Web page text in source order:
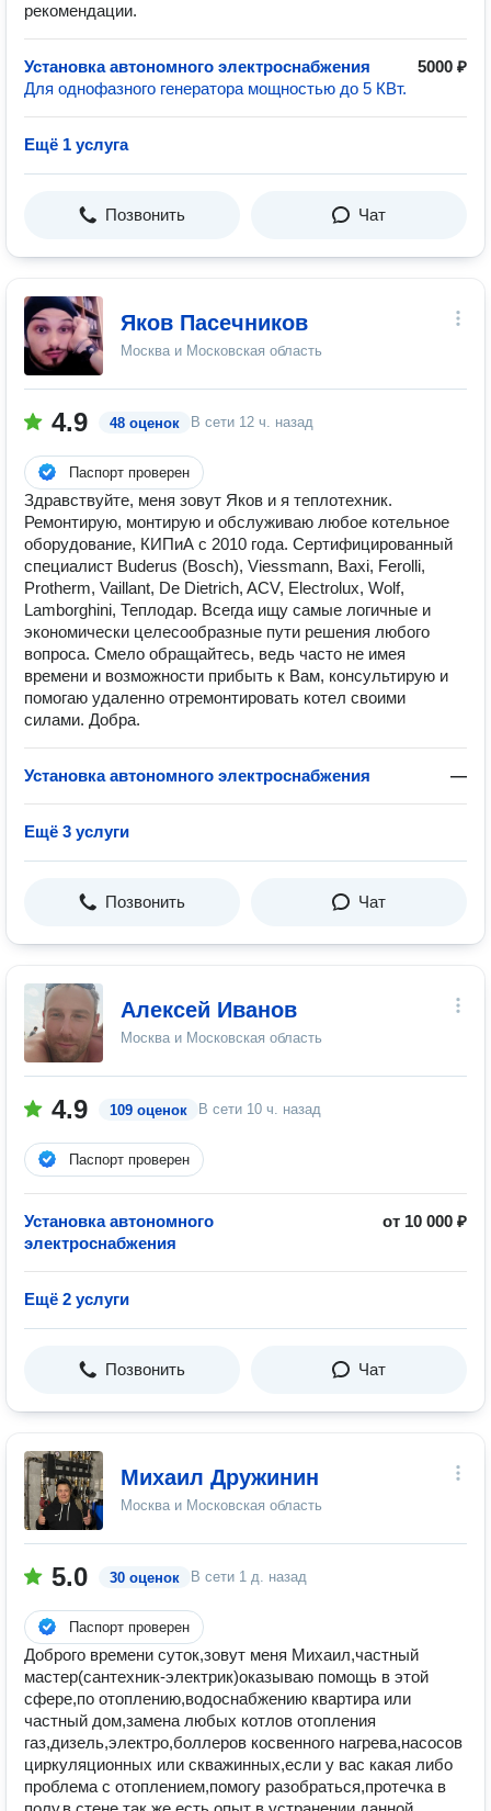
рекомендации.
Установка автономного электроснабжения
5000 ₽
Для однофазного генератора мощностью до 5 КВт.
Ещё 1 услуга
Позвонить Чат
Яков Пасечников
Москва и Московская область
4.9 48 оценок В сети 12 ч. назад
Паспорт проверен
Здравствуйте, меня зовут Яков и я теплотехник.
Ремонтирую, монтирую и обслуживаю любое котельное
оборудование, КИПиА с 2010 года. Сертифицированный
специалист Buderus (Bosch), Viessmann, Baxi, Ferolli,
Protherm, Vaillant, De Dietrich, ACV, Electrolux, Wolf,
Lamborghini, Теплодар. Всегда ищу самые логичные и
экономически целесообразные пути решения любого
вопроса. Смело обращайтесь, ведь часто не имея
времени и возможности прибыть к Вам, консультирую и
помогаю удаленно отремонтировать котел своими
силами. Добра.
Установка автономного электроснабжения —
Ещё 3 услуги
Позвонить Чат
Алексей Иванов
Москва и Московская область
4.9 109 оценок В сети 10 ч. назад
Паспорт проверен
Установка автономного
электроснабжения
от 10 000 ₽
Ещё 2 услуги
Позвонить Чат
Михаил Дружинин
Москва и Московская область
5.0 30 оценок В сети 1 д. назад
Паспорт проверен
Доброго времени суток,зовут меня Михаил,частный
мастер(сантехник-электрик)оказываю помощь в этой
сфере,по отоплению,водоснабжению квартира или
частный дом,замена любых котлов отопления
газ,дизель,электро,боллеров косвенного нагрева,насосов
циркуляционных или скважинных,если у вас какая либо
проблема с отоплением,помогу разобраться,протечка в